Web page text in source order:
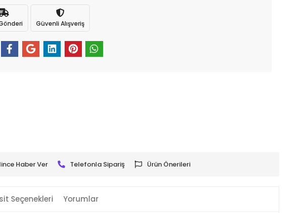
Gönderi Güvenli Alışveriş
Haber Ver Telefonla Sipariş Ürün Önerileri
Seçenekleri Yorumlar